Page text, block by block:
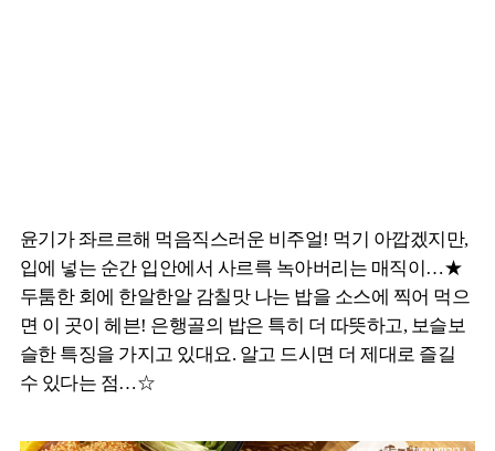
윤기가 좌르르해 먹음직스러운 비주얼! 먹기 아깝겠지만,
입에 넣는 순간 입안에서 사르륵 녹아버리는 매직이…★
두툼한 회에 한알한알 감칠맛 나는 밥을 소스에 찍어 먹으
면 이 곳이 헤븐! 은행골의 밥은 특히 더 따뜻하고, 보슬보
슬한 특징을 가지고 있대요. 알고 드시면 더 제대로 즐길
수 있다는 점…☆